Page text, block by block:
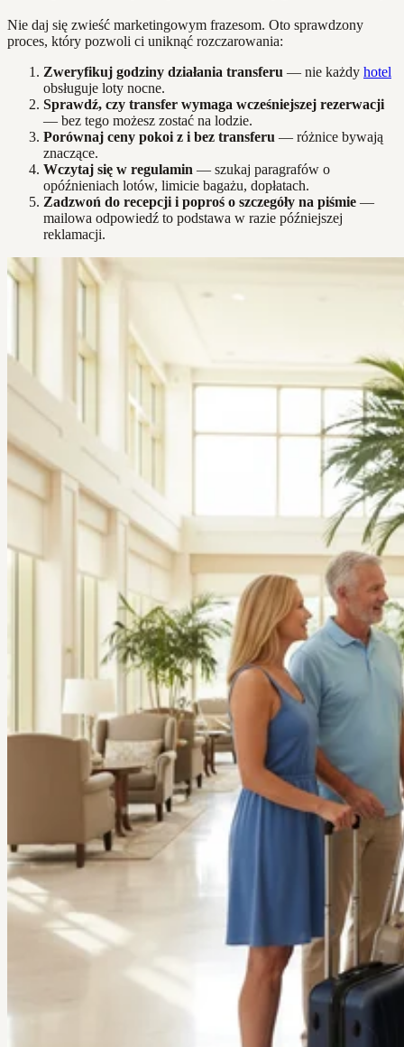
Nie daj się zwieść marketingowym frazesom. Oto sprawdzony
proces, który pozwoli ci uniknąć rozczarowania:
Zweryfikuj godziny działania transferu — nie każdy hotel
obsługuje loty nocne.
Sprawdź, czy transfer wymaga wcześniejszej rezerwacji
— bez tego możesz zostać na lodzie.
Porównaj ceny pokoi z i bez transferu — różnice bywają
znaczące.
Wczytaj się w regulamin — szukaj paragrafów o
opóźnieniach lotów, limicie bagażu, dopłatach.
Zadzwoń do recepcji i poproś o szczegóły na piśmie —
mailowa odpowiedź to podstawa w razie późniejszej
reklamacji.